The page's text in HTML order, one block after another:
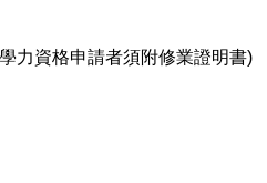
力資格申請者須附修業證明書)